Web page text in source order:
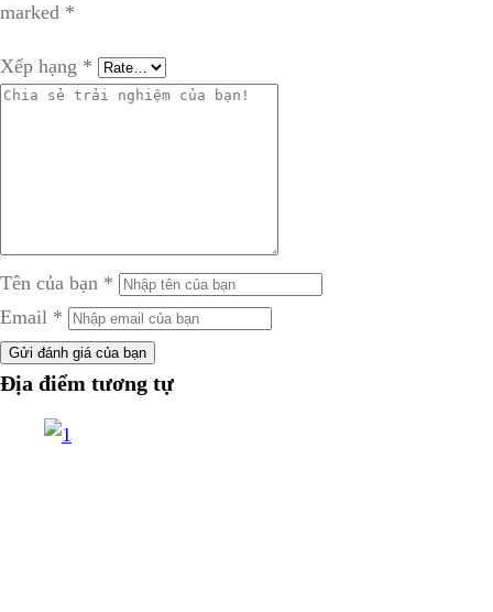
marked *
Xếp hạng *
Tên của bạn *
Email *
Gửi đánh giá của bạn
Địa điểm tương tự